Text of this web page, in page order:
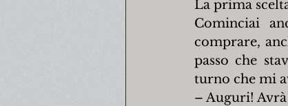
La prima
Cominciai
comprare,
passo che
turno che mi
– Auguri!